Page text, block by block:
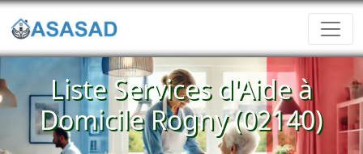
Liste Services d'Aide à
Domicile Rogny (02140)